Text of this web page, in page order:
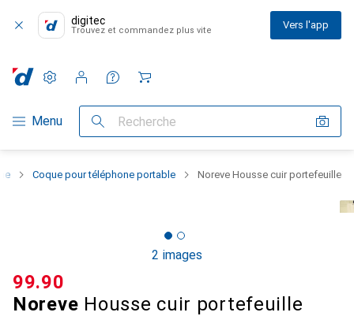
digitec
Trouvez et commandez plus vite Vers l'app
Navigation par catégorie
Menu Recherche
Paramètres
Compte client
Listes de comparaison
Listes d'envies
Panier
Coque pour téléphone portable Noreve Housse cuir portefeuille
2 images
Noreve Housse cuir portefeuille
CHF
99.90